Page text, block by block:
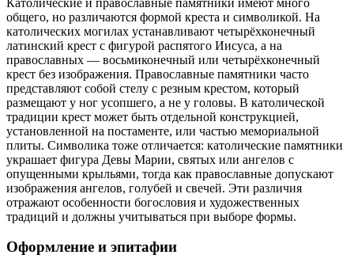
общего, но различаются формой креста и символикой. На
католических могилах устанавливают четырёхконечный
латинский крест с фигурой распятого Иисуса, а на
православных — восьмиконечный или четырёхконечный
крест без изображения. Православные памятники часто
представляют собой стелу с резным крестом, который
размещают у ног усопшего, а не у головы. В католической
традиции крест может быть отдельной конструкцией,
установленной на постаменте, или частью мемориальной
плиты. Символика тоже отличается: католические памятники
украшает фигура Девы Марии, святых или ангелов с
опущенными крыльями, тогда как православные допускают
изображения ангелов, голубей и свечей. Эти различия
отражают особенности богословия и художественных
традиций и должны учитываться при выборе формы.
Оформление и эпитафии